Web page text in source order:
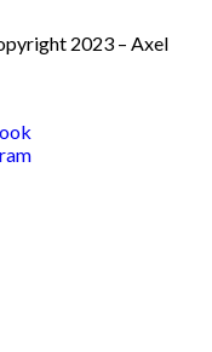
2023 – Axel